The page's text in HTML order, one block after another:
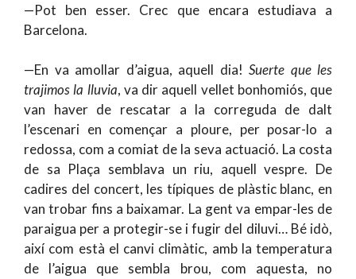
—Pot ben esser. Crec que encara estudiava a
Barcelona.
—En va amollar d’aigua, aquell dia! Suerte que les
trajimos la lluvia, va dir aquell vellet bonhomiós, que
van haver de rescatar a la correguda de dalt
l’escenari en començar a ploure, per posar-lo a
redossa, com a comiat de la seva actuació. La costa
de sa Plaça semblava un riu, aquell vespre. De
cadires del concert, les típiques de plàstic blanc, en
van trobar fins a baixamar. La gent va empar-les de
paraigua per a protegir-se i fugir del diluvi… Bé idò,
així com està el canvi climàtic, amb la temperatura
de l’aigua que sembla brou, com aquesta, no